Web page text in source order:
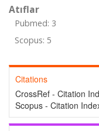
Atıflar
Pubmed: 3
Scopus: 5
Citations
CrossRef - Citation
Scopus - Citation